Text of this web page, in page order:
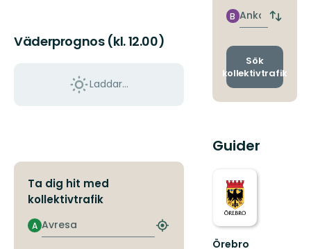
Väderprognos (kl. 12.00)
Laddar...
Ta dig hit med
kollektivtrafik
Avresa
A
Hitta
Ankomst
B
Byt
och
Sök
kollektivtrafik
Guider
Örebro